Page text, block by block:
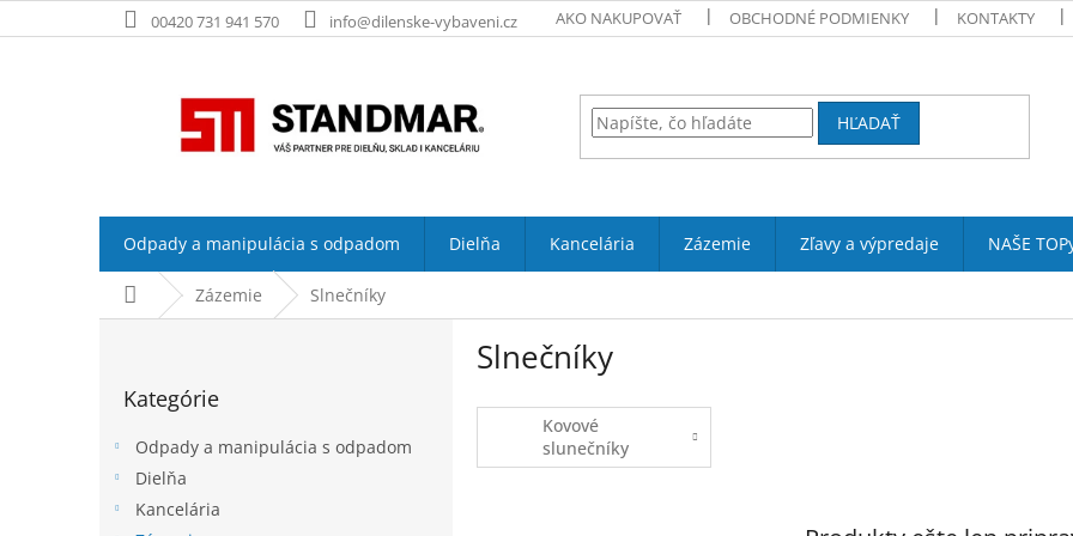
na
00420 731 941 570 info@dilenske-vybaveni.cz AKO NAKUPOVAŤ OBCHODNÉ PODMIENKY KONTAKTY
HĽADAŤ
Odpady a manipulácia s odpadom Dielňa Kancelária Zázemie Zľavy a výpredaje NAŠE
DomovZázemie Slnečníky
kategórie
Kategórie
Odpady a manipulácia s odpadom
Dielňa
Kancelária
Slnečníky
Kovové
slunečníky
boční tyč